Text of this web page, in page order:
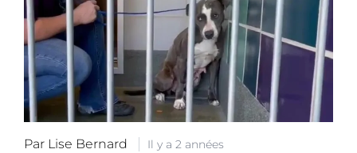
Par Lise Bernard Il y a 2 années